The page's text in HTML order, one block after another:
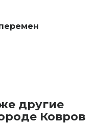
другие
Ковров